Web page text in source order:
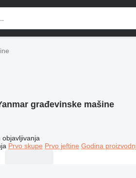
građevinske mašine
objavljivanja
Prvo skupe Prvo jeftine Godina